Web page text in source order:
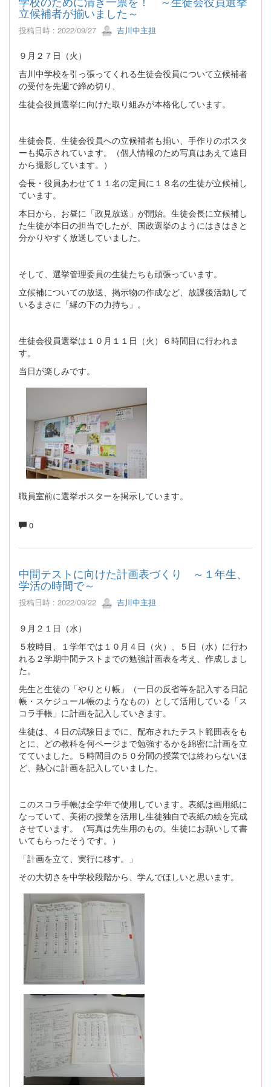
立候補者が揃いました～
投稿日時 : 2022/09/27 吉川中主担
９月２７日（火）
吉川中学校を引っ張ってくれる生徒会役員について立候補者
の受付を先週で締め切り、
生徒会役員選挙に向けた取り組みが本格化しています。
生徒会長、生徒会役員への立候補者も揃い、手作りのポスタ
ーも掲示されています。（個人情報のため写真はあえて遠目
から撮影しています。）
会長・役員あわせて１１名の定員に１８名の生徒が立候補し
ています。
本日から、お昼に「政見放送」が開始。生徒会長に立候補し
た生徒が本日の担当でしたが、国政選挙のようにはきはきと
分かりやすく放送していました。
そして、選挙管理委員の生徒たちも頑張っています。
立候補についての放送、掲示物の作成など、放課後活動して
いるまさに「縁の下の力持ち」。
生徒会役員選挙は１０月１１日（火）６時間目に行われま
す。
当日が楽しみです。
職員室前に選挙ポスターを掲示しています。
0
中間テストに向けた計画表づくり ～１年生、
学活の時間で～
投稿日時 : 2022/09/22 吉川中主担
９月２１日（水）
５校時目、１学年では１０月４日（火）、５日（水）に行わ
れる２学期中間テストまでの勉強計画表を考え、作成しまし
た。
先生と生徒の「やりとり帳」（一日の反省等を記入する日記
帳・スケジュール帳のようなもの）として活用している「ス
コラ手帳」に計画を記入していきます。
生徒は、４日の試験日までに、配布されたテスト範囲表をも
とに、どの教科を何ページまで勉強するかを綿密に計画を立
てていました。５時間目の５０分間の授業では終わらないほ
ど、熱心に計画を記入していました。
このスコラ手帳は全学年で使用しています。表紙は画用紙に
なっていて、美術の授業を活用し生徒独自で表紙の絵を完成
させています。（写真は先生用のもの。生徒にお願いして書
いてもらったそうです。）
「計画を立て、実行に移す。」
その大切さを中学校段階から、学んでほしいと思います。